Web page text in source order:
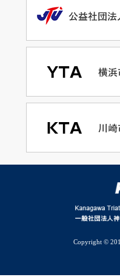
Copyright ©